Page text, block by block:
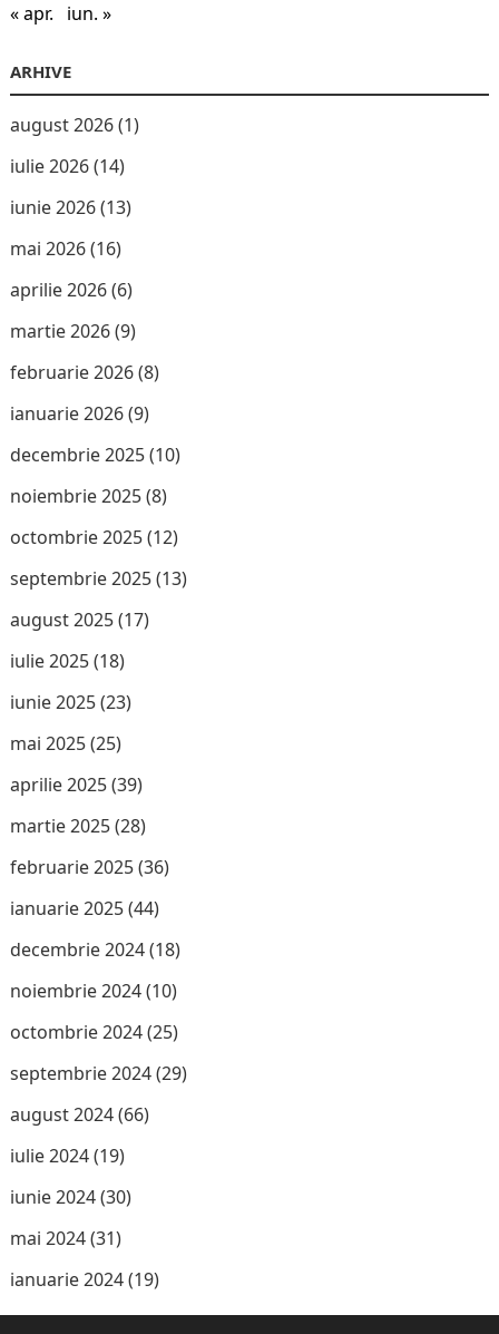
« apr.
iun. »
ARHIVE
august 2026(1)
iulie 2026(14)
iunie 2026(13)
mai 2026(16)
aprilie 2026(6)
martie 2026(9)
februarie 2026(8)
ianuarie 2026(9)
decembrie 2025(10)
noiembrie 2025(8)
octombrie 2025(12)
septembrie 2025(13)
august 2025(17)
iulie 2025(18)
iunie 2025(23)
mai 2025(25)
aprilie 2025(39)
martie 2025(28)
februarie 2025(36)
ianuarie 2025(44)
decembrie 2024(18)
noiembrie 2024(10)
octombrie 2024(25)
septembrie 2024(29)
august 2024(66)
iulie 2024(19)
iunie 2024(30)
mai 2024(31)
ianuarie 2024(19)